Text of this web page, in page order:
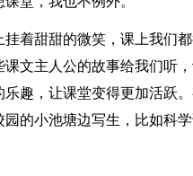
着甜甜的微笑，课上我们
文主人公的故事给我们听
趣，让课堂变得更加活跃
的小池塘边写生，比如科